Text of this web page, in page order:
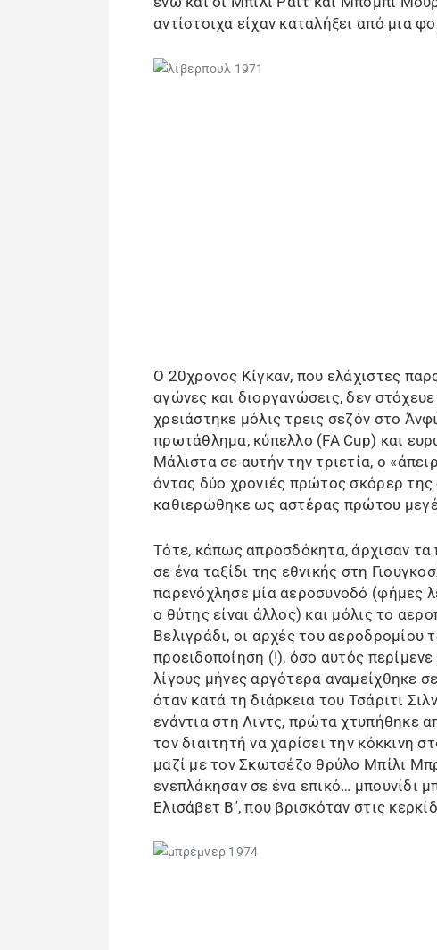
αντίστοιχα είχαν καταλήξει από μια
Ο 20χρονος Κίγκαν, που ελάχιστες
αγώνες και διοργανώσεις, δεν
χρειάστηκε μόλις τρεις σεζόν στο
πρωτάθλημα, κύπελλο (FA Cup) και
Μάλιστα σε αυτήν την τριετία, ο
όντας δύο χρονιές πρώτος σκόρερ
καθιερώθηκε ως αστέρας πρώτου
Τότε, κάπως απροσδόκητα, άρχισαν τα
σε ένα ταξίδι της εθνικής στη
παρενόχλησε μία αεροσυνοδό (φήμες
ο θύτης είναι άλλος) και μόλις το
Βελιγράδι, οι αρχές του
προειδοποίηση (!), όσο αυτός
λίγους μήνες αργότερα αναμείχθηκε
όταν κατά τη διάρκεια του Τσάριτι
ενάντια στη Λιντς, πρώτα χτυπήθηκε
τον διαιτητή να χαρίσει την κόκκινη
μαζί με τον Σκωτσέζο θρύλο Μπίλι
ενεπλάκησαν σε ένα επικό… μπουνίδι
Ελισάβετ Β΄, που βρισκόταν στις